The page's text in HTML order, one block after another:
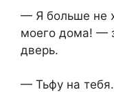
— Я больше не
моего дома! —
дверь.
— Тьфу на